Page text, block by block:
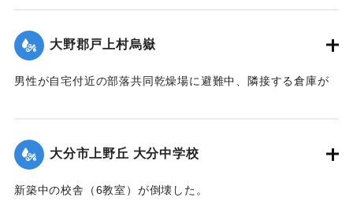
｜固有コード:00474071
大野郡戸上村烏嶽
男性が自宅付近の部落共同乾燥場に避難中、隣接する倉庫が
｜固有コード:
大分市上野丘 大分中学校
新築中の校舎（6教室）が倒壊した。